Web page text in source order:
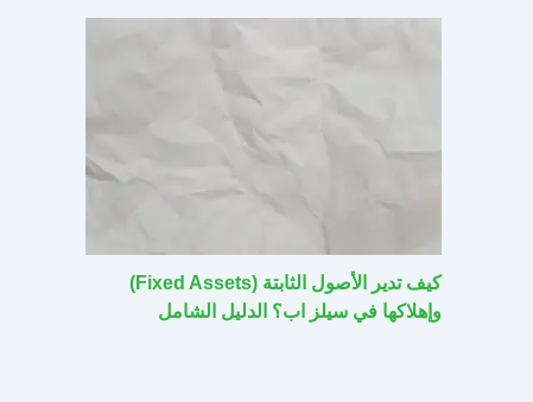
كيف تدير الأصول الثابتة (Fixed Assets)
وإهلاكها في سيلز اب؟ الدليل الشامل